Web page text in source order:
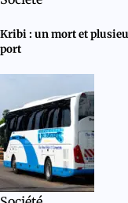
Kribi : un mort et
port